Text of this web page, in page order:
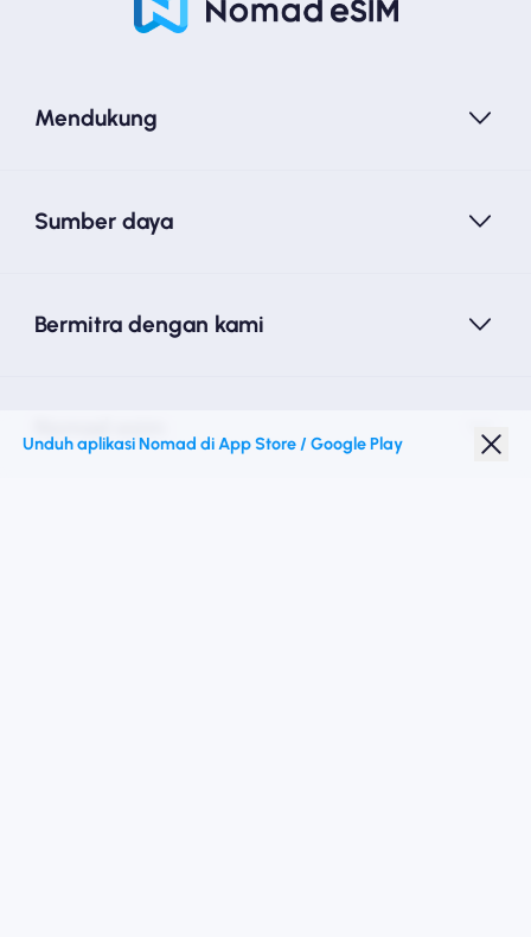
Mendukung
Sumber daya
Bermitra dengan kami
Unduh aplikasi Nomad di App Store / Google Play